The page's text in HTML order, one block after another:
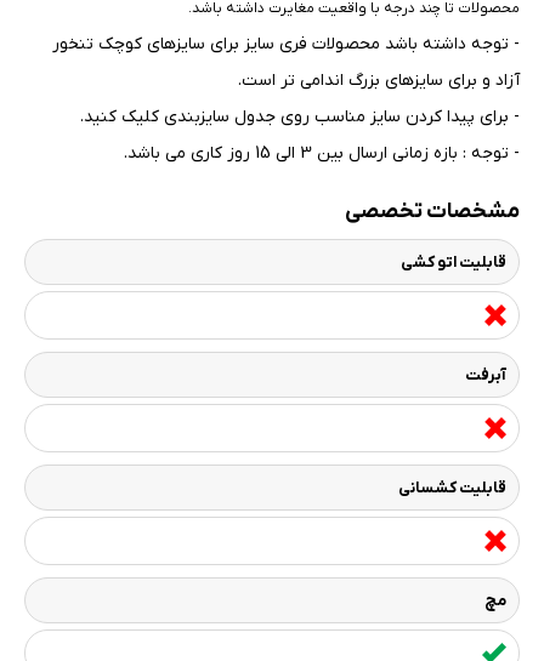
محصولات تا چند درجه با واقعیت مغایرت داشته باشد.
- توجه داشته باشد محصولات فری سایز برای سایزهای کوچک تنخور
آزاد و برای سایزهای بزرگ اندامی تر است.
- برای پیدا کردن سایز مناسب روی جدول سایزبندی کلیک کنید.
- توجه : بازه زمانی ارسال بین 3 الی 15 روز کاری می باشد.
مشخصات تخصصی
قابلیت اتو کشی
آبرفت
قابلیت کشسانی
مچ